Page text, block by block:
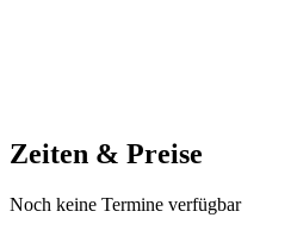
Zeiten & Preise
Noch keine Termine verfügbar